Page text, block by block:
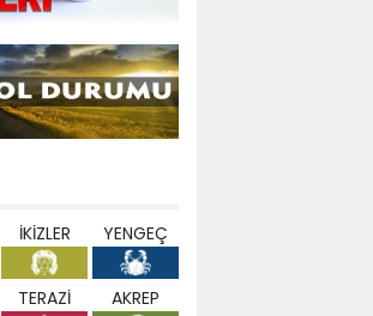
İKİZLER YENGEÇ
TERAZİ AKREP